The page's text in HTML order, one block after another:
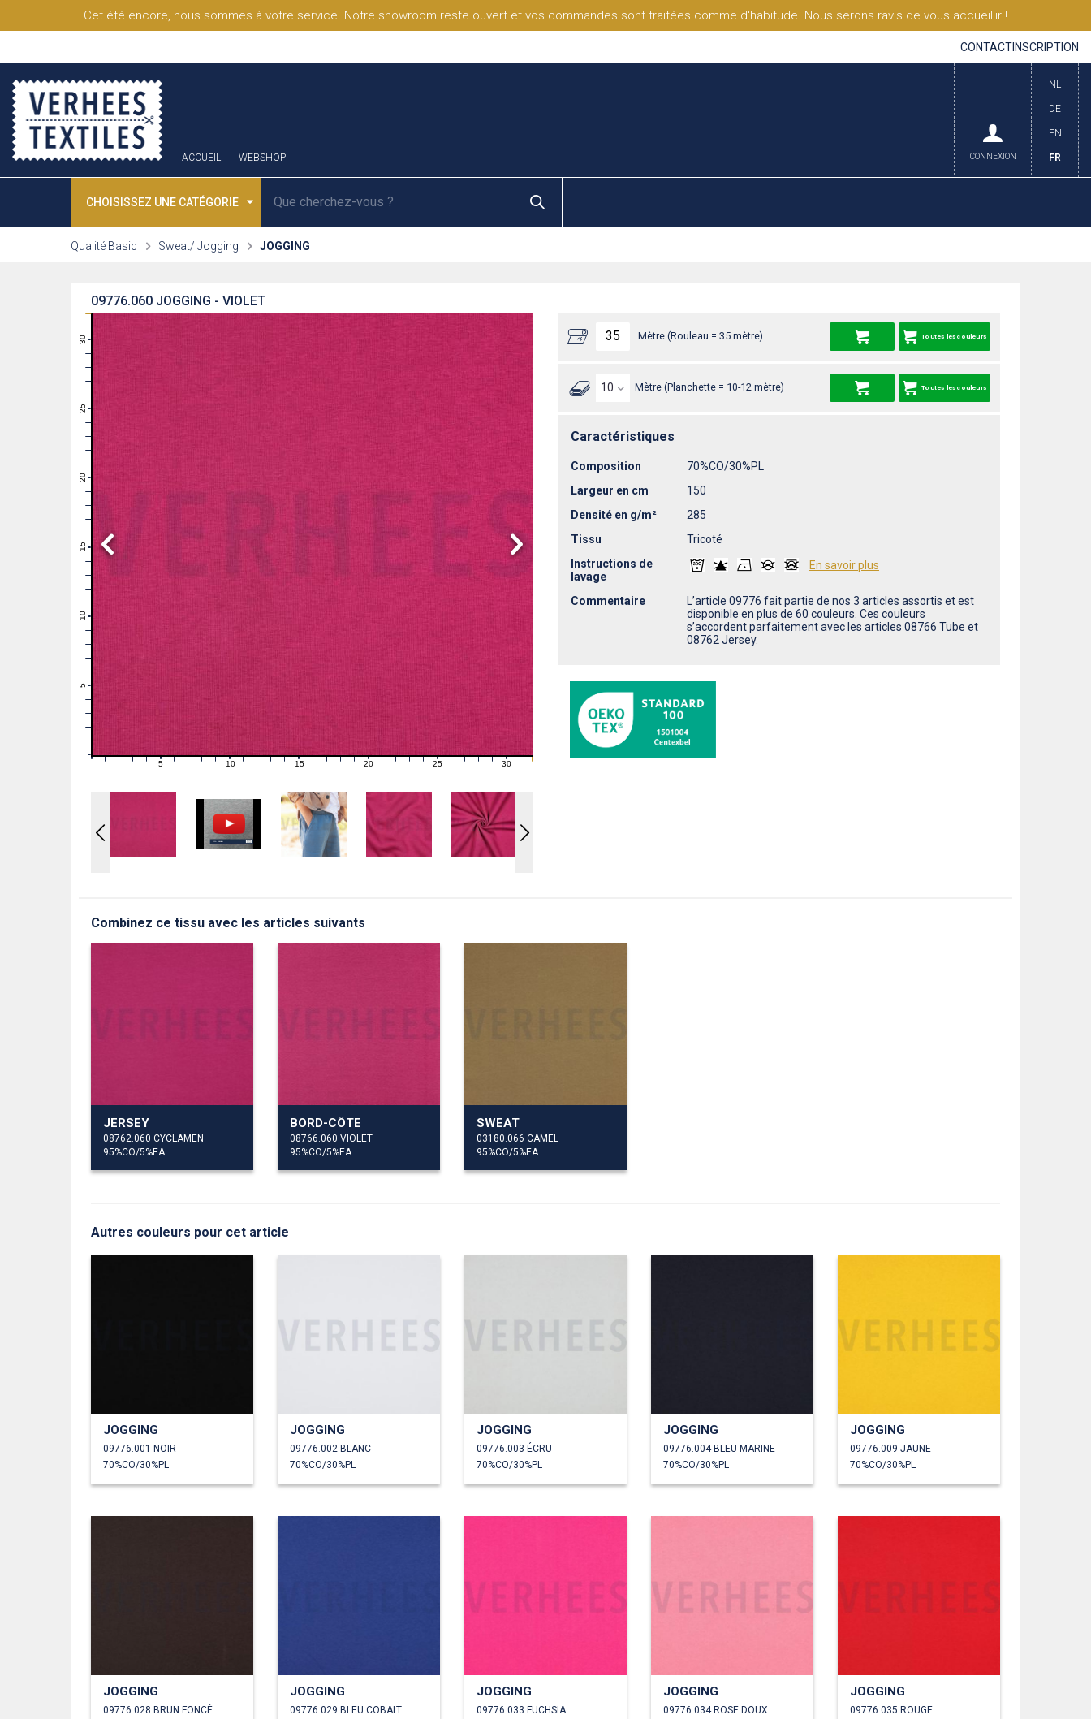
Cet été encore, nous sommes à votre service. Notre showroom reste ouvert et vos commandes sont traitées comme d'habitude. Nous serons ravis de vous accueillir !
CONTACT INSCRIPTION
ACCUEIL WEBSHOP
NL
DE
EN
FR
CONNEXION
CHOISISSEZ UNE CATÉGORIE
Qualité Basic Sweat/ Jogging JOGGING
JOGGING - VIOLET
09776.060
10
11
12
13
14
15
16
17
18
19
20
21
22
23
24
25
26
27
28
29
30
1 2 3 4 6 7 8 9 11 12 13 14 16 17 18 19 21 22 23 24 26 27 28 29 31
Mètre (Rouleau = 35 mètre) Toutes les couleurs
Mètre (Planchette = 10-12 mètre) Toutes les couleurs
Caractéristiques
Composition
70%CO/30%PL
Largeur en cm
150
Densité en g/m²
285
Tissu
Tricoté
Instructions de
lavage
En savoir plus
Commentaire
L’article 09776 fait partie de nos 3 articles assortis et est
disponible en plus de 60 couleurs. Ces couleurs
s’accordent parfaitement avec les articles 08766 Tube et
08762 Jersey.
Combinez ce tissu avec les articles suivants
JERSEY
08762.060 CYCLAMEN
95%CO/5%EA
BORD-CÔTE
08766.060 VIOLET
95%CO/5%EA
SWEAT
03180.066 CAMEL
95%CO/5%EA
Autres couleurs pour cet article
JOGGING
09776.001 NOIR
70%CO/30%PL
JOGGING
09776.002 BLANC
70%CO/30%PL
JOGGING
09776.003 ÉCRU
70%CO/30%PL
JOGGING
09776.004 BLEU MARINE
70%CO/30%PL
JOGGING
09776.009 JAUNE
70%CO/30%PL
JOGGING
09776.028 BRUN FONCÉ
JOGGING
09776.029 BLEU COBALT
JOGGING
09776.033 FUCHSIA
JOGGING
09776.034 ROSE DOUX
JOGGING
09776.035 ROUGE